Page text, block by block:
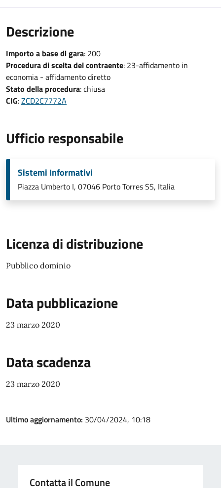
Descrizione
Importo a base di gara: 200
Procedura di scelta del contraente: 23-affidamento in
economia - affidamento diretto
Stato della procedura: chiusa
CIG:ZCD2C7772A
Ufficio responsabile
Sistemi Informativi
Piazza Umberto I, 07046 Porto Torres SS, Italia
Licenza di distribuzione
Pubblico dominio
Data pubblicazione
23 marzo 2020
Data scadenza
23 marzo 2020
Ultimo aggiornamento: 30/04/2024, 10:18
Contatta il Comune